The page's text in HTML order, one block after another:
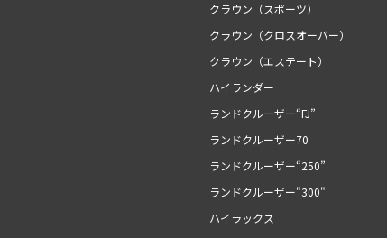
クラウン（スポーツ）
クラウン（クロスオーバー）
クラウン（エステート）
ハイランダー
ランドクルーザー“FJ”
ランドクルーザー70
ランドクルーザー“250”
ランドクルーザー"300"
ハイラックス